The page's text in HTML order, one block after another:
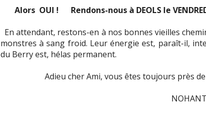
Alors OUI ! Rendons-nous à DEOLS le
En attendant, restons-en à nos bonnes vieilles
monstres à sang froid. Leur énergie est, paraît-il,
du Berry est, hélas permanent.
Adieu cher Ami, vous êtes toujours près